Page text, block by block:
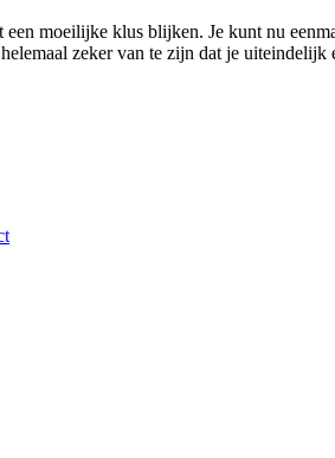
moeilijke klus blijken. Je kunt nu
zeker van te zijn dat je